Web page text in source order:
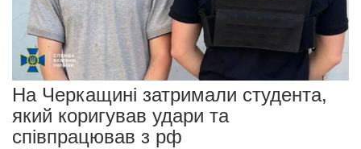
На Черкащині затримали студента,
який коригував удари та
співпрацював з рф